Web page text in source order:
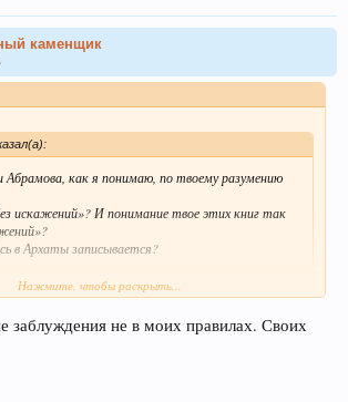
каменщик
Абрамова, как я понимаю, по твоему разумению
искажений»? И понимание твое этих книг так
в Архаты записывается?
может, не Ты, не я пока до них не доросли.
без искажений.
Нажмите, чтобы раскрыть...
заблуждения не в моих правилах. Своих